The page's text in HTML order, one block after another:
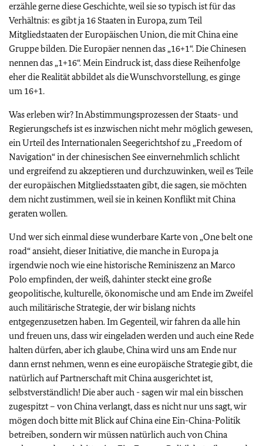
erzähle gerne diese Geschichte, weil sie so typisch ist für das
Verhältnis: es gibt ja 16 Staaten in Europa, zum Teil
Mitgliedstaaten der Europäischen Union, die mit China eine
Gruppe bilden. Die Europäer nennen das „16+1“. Die Chinesen
nennen das „1+16“. Mein Eindruck ist, dass diese Reihenfolge
eher die Realität abbildet als die Wunschvorstellung, es ginge
um 16+1.
Was erleben wir? In Abstimmungsprozessen der Staats- und
Regierungschefs ist es inzwischen nicht mehr möglich gewesen,
ein Urteil des Internationalen Seegerichtshof zu „Freedom of
Navigation“ in der chinesischen See einvernehmlich schlicht
und ergreifend zu akzeptieren und durchzuwinken, weil es Teile
der europäischen Mitgliedsstaaten gibt, die sagen, sie möchten
dem nicht zustimmen, weil sie in keinen Konflikt mit China
geraten wollen.
Und wer sich einmal diese wunderbare Karte von „One belt one
road“ ansieht, dieser Initiative, die manche in Europa ja
irgendwie noch wie eine historische Reminiszenz an Marco
Polo empfinden, der weiß, dahinter steckt eine große
geopolitische, kulturelle, ökonomische und am Ende im Zweifel
auch militärische Strategie, der wir bislang nichts
entgegenzusetzen haben. Im Gegenteil, wir fahren da alle hin
und freuen uns, dass wir eingeladen werden und auch eine Rede
halten dürfen, aber ich glaube, China wird uns am Ende nur
dann ernst nehmen, wenn es eine europäische Strategie gibt, die
natürlich auf Partnerschaft mit China ausgerichtet ist,
selbstverständlich! Die aber auch - sagen wir mal ein bisschen
zugespitzt – von China verlangt, dass es nicht nur uns sagt, wir
mögen doch bitte mit Blick auf China eine Ein-China-Politik
betreiben, sondern wir müssen natürlich auch von China